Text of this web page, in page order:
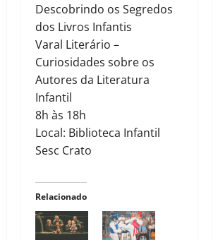
Descobrindo os Segredos
dos Livros Infantis
Varal Literário –
Curiosidades sobre os
Autores da Literatura
Infantil
8h às 18h
Local: Biblioteca Infantil
Sesc Crato
Relacionado